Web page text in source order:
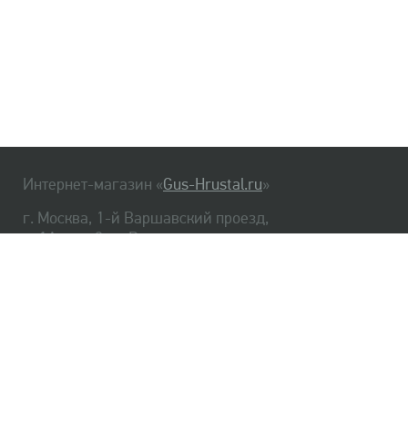
Интернет-магазин «Gus-Hrustal.ru»
г. Москва, 1-й Варшавский проезд,
д. 1А, стр. 3, м. Варшавская